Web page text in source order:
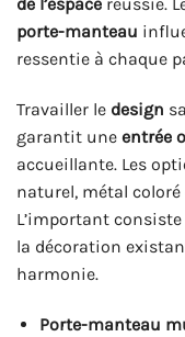
porte-manteau
ressentie à chaque
Travailler le design
garantit une entrée
accueillante. Les
naturel, métal
L’important
la décoration
harmonie.
Porte-manteau